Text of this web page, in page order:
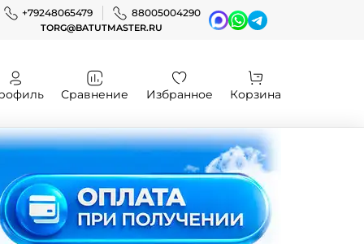
+79248065479 88005004290
TORG@BATUTMASTER.RU
Сравнение Избранное Корзина